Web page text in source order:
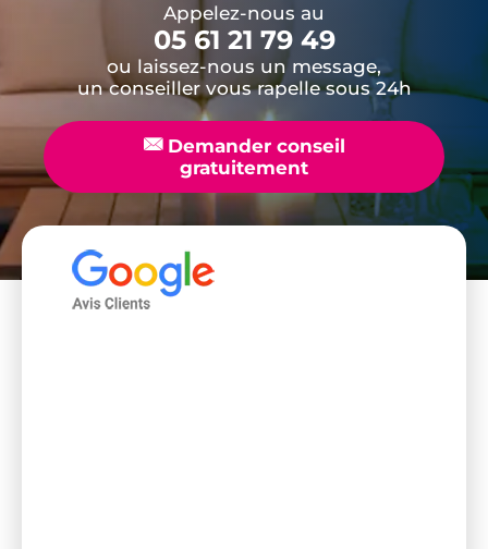
Appelez-nous au
05 61 21 79 49
ou laissez-nous un message,
un conseiller vous rapelle sous 24h
📧Demander conseil
gratuitement